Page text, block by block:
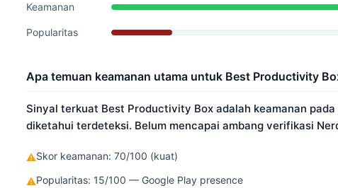
Keamanan
Popularitas
Apa temuan keamanan utama untuk Best Productivity
Sinyal terkuat Best Productivity Box adalah keamanan
diketahui terdeteksi. Belum mencapai ambang verifikasi
⚠Skor keamanan: 70/100 (kuat)
⚠Popularitas: 15/100 — Google Play presence